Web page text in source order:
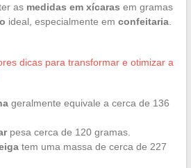
as medidas em xícaras em gramas
ideal, especialmente em confeitaria.
dicas para transformar e otimizar a
geralmente equivale a cerca de 136
pesa cerca de 120 gramas.
tem uma massa de cerca de 227